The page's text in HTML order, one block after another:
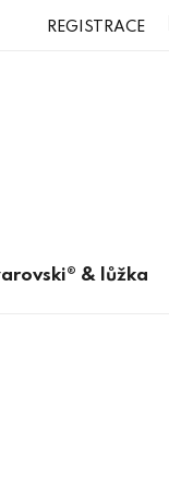
REGISTRACE
& lůžka